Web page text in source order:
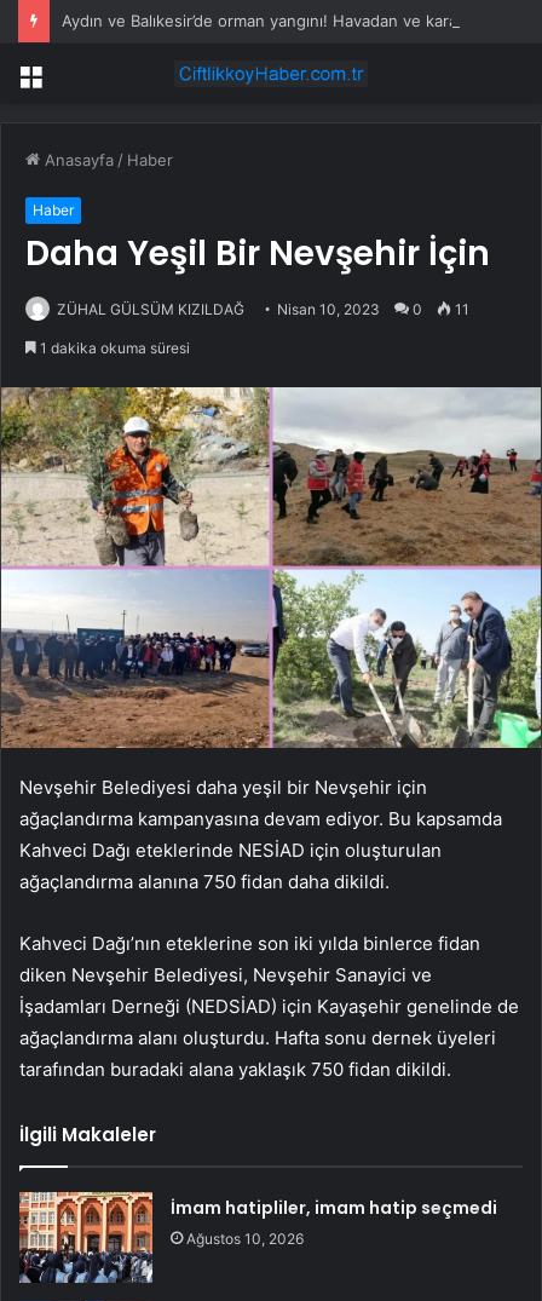
Menü
Anasayfa / Haber
Haber
Daha Yeşil Bir Nevşehir İçin
ZÜHAL GÜLSÜM KIZILDAĞ Nisan 10, 2023 0 11
1 dakika okuma süresi
Nevşehir Belediyesi daha yeşil bir Nevşehir için
ağaçlandırma kampanyasına devam ediyor. Bu kapsamda
Kahveci Dağı eteklerinde NESİAD için oluşturulan
ağaçlandırma alanına 750 fidan daha dikildi.
Kahveci Dağı’nın eteklerine son iki yılda binlerce fidan
diken Nevşehir Belediyesi, Nevşehir Sanayici ve
İşadamları Derneği (NEDSİAD) için Kayaşehir genelinde de
ağaçlandırma alanı oluşturdu. Hafta sonu dernek üyeleri
tarafından buradaki alana yaklaşık 750 fidan dikildi.
İlgili Makaleler
İmam hatipliler, imam hatip seçmedi
Ağustos 10, 2026